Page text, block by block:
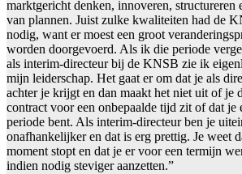
marktgericht denken, innoveren, structureren
van plannen. Juist zulke kwaliteiten had de
nodig, want er moest een groot
worden doorgevoerd. Als ik die periode
als interim-directeur bij de KNSB zie ik
mijn leiderschap. Het gaat er om dat je als
achter je krijgt en dan maakt het niet uit of je
contract voor een onbepaalde tijd zit of dat je
periode bent. Als interim-directeur ben je
onafhankelijker en dat is erg prettig. Je weet
moment stopt en dat je er voor een termijn
indien nodig steviger aanzetten.”